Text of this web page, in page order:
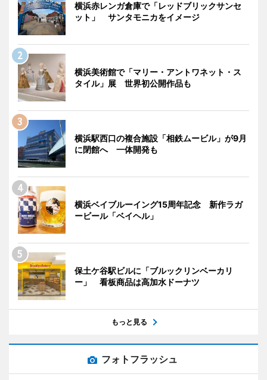
横浜赤レンガ倉庫で「レッドブリックサンセ
ット」 サンタモニカをイメージ
横浜美術館で「マリー・アントワネット・ス
タイル」展 世界初公開作品も
横浜駅西口の複合施設「相鉄ムービル」が9月
に閉館へ 一体開発も
横浜ベイブルーイング15周年記念 新作ラガ
ービール「ベイヘル」
保土ケ谷駅ビルに「ブルックリンベーカリ
ー」 看板商品は高加水ドーナツ
もっと見る
フォトフラッシュ